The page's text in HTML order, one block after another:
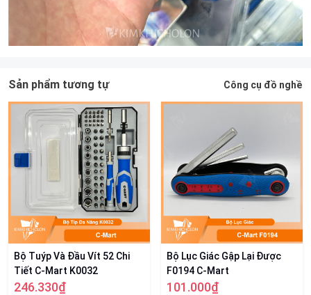
Sản phẩm tương tự Công cụ đồ nghề
Bộ Tuýp Và Đầu Vít 52 Chi
Tiết C-Mart K0032
246.330₫
Bộ Lục Giác Gập Lại Được
F0194 C-Mart
101.000₫